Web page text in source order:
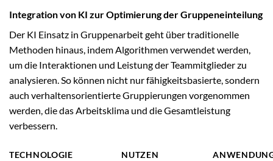
Integration von KI zur Optimierung der Gruppeneinteilung
Der KI Einsatz in Gruppenarbeit geht über traditionelle
Methoden hinaus, indem Algorithmen verwendet werden,
um die Interaktionen und Leistung der Teammitglieder zu
analysieren. So können nicht nur fähigkeitsbasierte, sondern
auch verhaltensorientierte Gruppierungen vorgenommen
werden, die das Arbeitsklima und die Gesamtleistung
verbessern.
TECHNOLOGIE NUTZEN